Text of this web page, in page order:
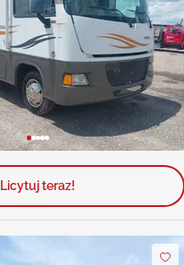
Licytuj teraz!